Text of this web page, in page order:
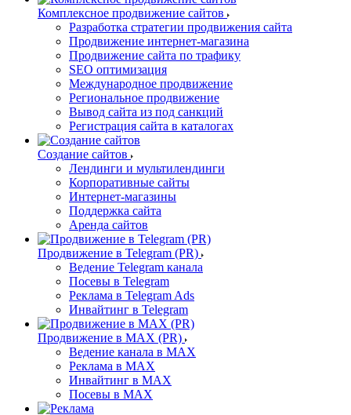
Комплексное продвижение сайтов
Разработка стратегии продвижения сайта
Продвижение интернет-магазина
Продвижение сайта по трафику
SEO оптимизация
Международное продвижение
Региональное продвижение
Вывод сайта из под санкций
Регистрация сайта в каталогах
Создание сайтов
Лендинги и мультилендинги
Корпоративные сайты
Интернет-магазины
Поддержка сайта
Аренда сайтов
Продвижение в Telegram (PR)
Ведение Telegram канала
Посевы в Telegram
Реклама в Telegram Ads
Инвайтинг в Telegram
Продвижение в MAX (PR)
Ведение канала в MAX
Реклама в MAX
Инвайтинг в MAX
Посевы в MAX